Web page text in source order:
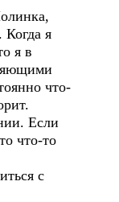
я
я в
что-
Если
что-то
с